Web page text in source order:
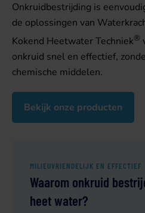
Onkruidbestrijding is
de oplossingen van
Kokend Heetwater Techniek®
onkruid snel en effectief,
chemische middelen.
Bekijk onze producten
MILIEUVRIENDELIJK EN EFFECTIEF
Waarom onkruid
heet water?